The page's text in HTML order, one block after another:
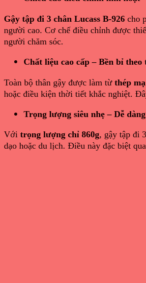
Gậy tập đi 3 chân Lucass B-926 cho
người cao. Cơ chế điều chỉnh được
người chăm sóc.
Chất liệu cao cấp – Bền bỉ theo
Toàn bộ thân gậy được làm từ thép
hoặc điều kiện thời tiết khắc nghiệt.
Trọng lượng siêu nhẹ – Dễ
Với trọng lượng chỉ 860g, gậy tập đi
dạo hoặc du lịch. Điều này đặc biệt